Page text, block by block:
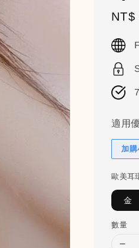
Sale
NT$
適用
加
歐美耳
金
數量